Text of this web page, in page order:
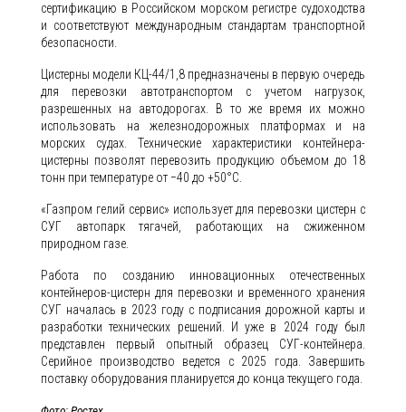
сертификацию в Российском морском регистре судоходства
и соответствуют международным стандартам транспортной
безопасности.
Цистерны модели КЦ-44/1,8 предназначены в первую очередь
для перевозки автотранспортом с учетом нагрузок,
разрешенных на автодорогах. В то же время их можно
использовать на железнодорожных платформах и на
морских судах. Технические характеристики контейнера-
цистерны позволят перевозить продукцию объемом до 18
тонн при температуре от −40 до +50°С.
«Газпром гелий сервис» использует для перевозки цистерн с
СУГ автопарк тягачей, работающих на сжиженном
природном газе.
Работа по созданию инновационных отечественных
контейнеров-цистерн для перевозки и временного хранения
СУГ началась в 2023 году с подписания дорожной карты и
разработки технических решений. И уже в 2024 году был
представлен первый опытный образец СУГ-контейнера.
Серийное производство ведется с 2025 года. Завершить
поставку оборудования планируется до конца текущего года.